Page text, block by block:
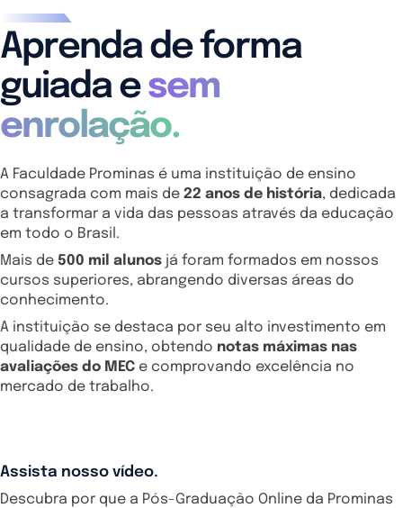
Aprenda de forma
guiada esem
enrolação.
A Faculdade Prominas é uma instituição de ensino
consagrada com mais de 22 anos de história, dedicada
a transformar a vida das pessoas através da educação
em todo o Brasil.
Mais de 500 mil alunos já foram formados em nossos
cursos superiores, abrangendo diversas áreas do
conhecimento.
A instituição se destaca por seu alto investimento em
qualidade de ensino, obtendo notas máximas nas
avaliações do MEC e comprovando excelência no
mercado de trabalho.
Assista nosso vídeo.
Descubra por que a Pós-Graduação Online da Prominas